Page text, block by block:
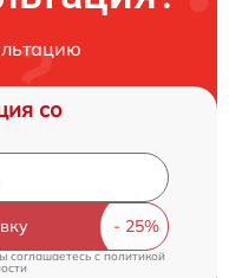
со
соглашаетесь c политикой